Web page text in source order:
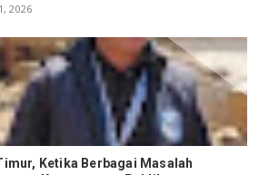
2026
Ketika Berbagai Masalah